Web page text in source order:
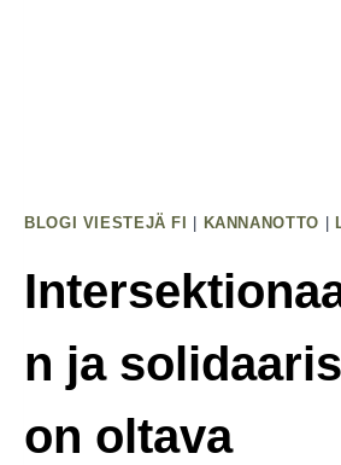
BLOGI VIESTEJÄ FI KANNANOTTO
n ja
on oltava